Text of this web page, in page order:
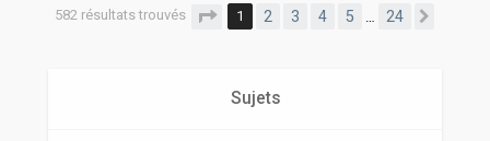
582 résultats trouvés Page 1sur
1 2 3 4 5 24
Sujets